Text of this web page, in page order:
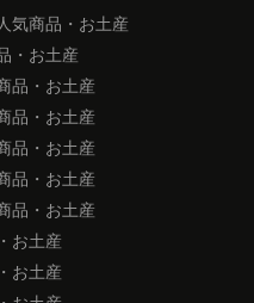
気商品・お土産
・お土産
品・お土産
品・お土産
品・お土産
品・お土産
品・お土産
お土産
お土産